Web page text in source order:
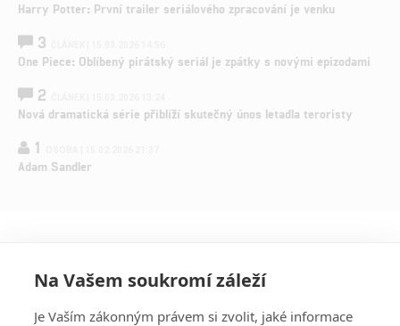
Harry Potter: První trailer seriálového zpracování je venku
3
One Piece: Oblíbený pirátský seriál je zpátky s novými epizodami
2
Nová dramatická série přiblíží skutečný únos letadla teroristy
1
Adam Sandler
Na Vašem soukromí záleží
Je Vaším zákonným právem si zvolit, jaké informace